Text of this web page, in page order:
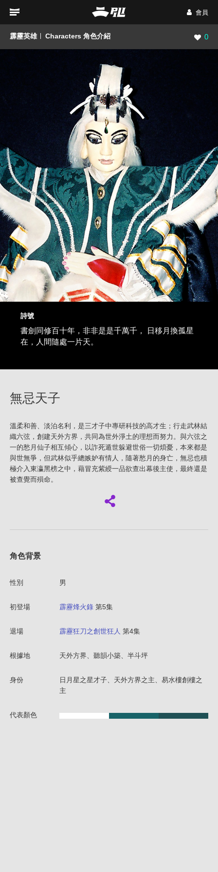
會員
霹靂英雄 Characters 角色介紹 瀏覽
0
詩號
書劍同修百十年，非非是是千萬千， 日移月換孤星
在，人間隨處一片天。
無忌天子
溫柔和善、淡泊名利，是三才子中專研科技的高才生；行走武林結
織六弦，創建天外方界，共同為世外淨土的理想而努力。與六弦之
一的愁月仙子相互傾心，以詐死遁世躲避世俗一切煩憂，本來都是
與世無爭，但武林似乎總嫉妒有情人，隨著愁月的身亡，無忌也積
極介入東瀛黑榜之中，藉冒充紫綬一品欲查出幕後主使，最終還是
被查覺而殞命。
角色背景
性別 男
初登場 霹靂烽火錄 第5集
退場 霹靂狂刀之創世狂人 第4集
根據地 天外方界、聽韻小築、半斗坪
身份
日月星之星才子、天外方界之主、易水樓創樓之
主
代表顏色